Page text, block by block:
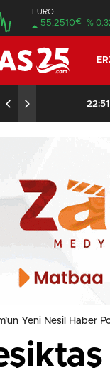
EURO
55,2510€ %
Yeni Nesil Haber